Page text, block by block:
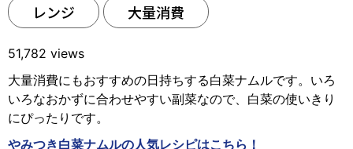
レンジ 大量消費
51,782 views
大量消費にもおすすめの日持ちする白菜ナムルです。いろ
いろなおかずに合わせやすい副菜なので、白菜の使いきり
にぴったりです。
やみつき白菜ナムルの人気レシピはこちら！